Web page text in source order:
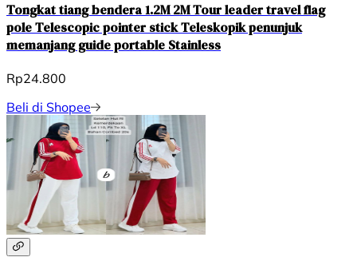
Tongkat tiang bendera 1.2M 2M Tour leader travel flag
pole Telescopic pointer stick Teleskopik penunjuk
memanjang guide portable Stainless
Rp24.800
Beli di Shopee